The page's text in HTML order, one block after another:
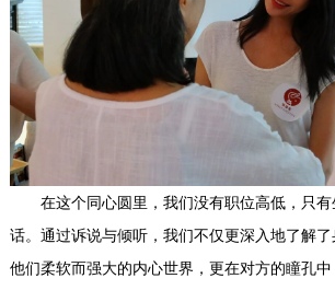
在这个同心圆里，我们没有职位高低，只有
话。通过诉说与倾听，我们不仅更深入地了解
他们柔软而强大的内心世界，更在对方的瞳孔